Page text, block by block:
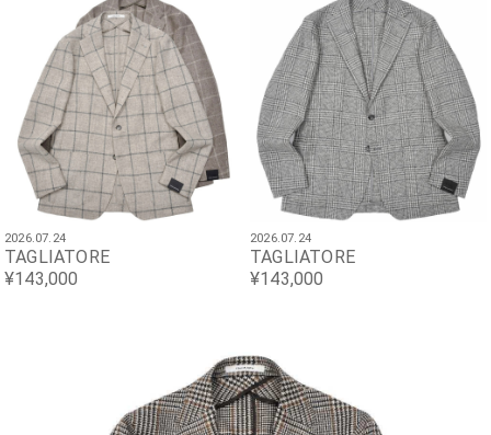
2026.07.24
TAGLIATORE
¥143,000
2026.07.24
TAGLIATORE
¥143,000